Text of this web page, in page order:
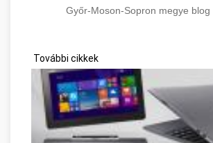
Győr-Moson-Sopron megye blog
További cikkek